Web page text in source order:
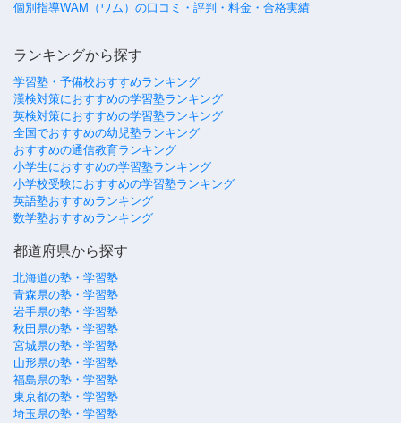
個別指導WAM（ワム）の口コミ・評判・料金・合格実績
ランキングから探す
学習塾・予備校おすすめランキング
漢検対策におすすめの学習塾ランキング
英検対策におすすめの学習塾ランキング
全国でおすすめの幼児塾ランキング
おすすめの通信教育ランキング
小学生におすすめの学習塾ランキング
小学校受験におすすめの学習塾ランキング
英語塾おすすめランキング
数学塾おすすめランキング
都道府県から探す
北海道の塾・学習塾
青森県の塾・学習塾
岩手県の塾・学習塾
秋田県の塾・学習塾
宮城県の塾・学習塾
山形県の塾・学習塾
福島県の塾・学習塾
東京都の塾・学習塾
埼玉県の塾・学習塾